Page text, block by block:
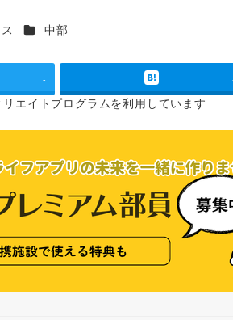
カテゴリー
中部
-
リエイトプログラムを利用しています